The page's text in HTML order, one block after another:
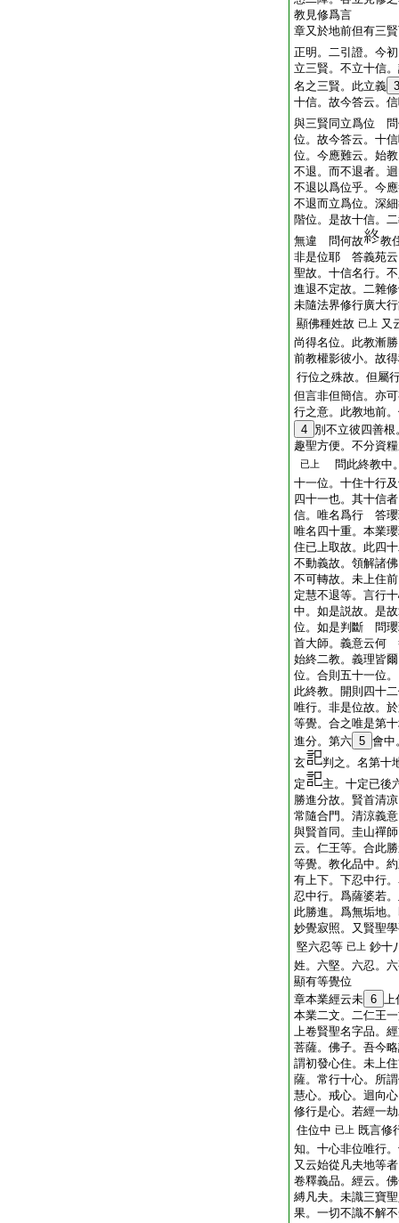
教見修爲言
章又於地前但有三
正明。二引證。今
立三賢。不立十信
名之三賢。此立義 3
十信。故今答云。
與三賢同立爲位 問
位。故今答云。十
位。今應難云。始
不退。而不退者。
不退以爲位乎。今
不退而立爲位。深
階位。是故十信。
無違 問何故
教
非是位耶 答義苑云
聖故。十信名行。
進退不定故。二雜
未隨法界修行廣大
顯佛種姓故 已上 又
尚得名位。此教漸
前教權影彼小。故
行位之殊故。但屬
但言非但簡信。亦
行之意。此教地前
4 別不立彼四善
趣聖方便。不分資
已上
問此終教中
十一位。十住十行
四十一也。其十信
信。唯名爲行 答瓔
唯名四十重。本業
住已上取故。此四
不動義故。領解諸
不可轉故。未上住
定慧不退等。言行
中。如是説故。是
位。如是判斷 問瓔
首大師。義意云何
始終二教。義理皆
位。合則五十一位
此終教。開則四十
唯行。非是位故。
等覺。合之唯是第
進分。第六 5 會中
玄
判之。名第十
定
主。十定已後
勝進分故。賢首清
常隨合門。清涼義
與賢首同。圭山禪
云。仁王等。合此
等覺。教化品中。
有上下。下忍中行
忍中行。爲薩婆若
此勝進。爲無垢地
妙覺寂照。又賢聖
堅六忍等 已上 鈔十
姓。六堅。六忍。
顯有等覺位
章本業經云未 6 上
本業二文。二仁王
上卷賢聖名字品。
菩薩。佛子。吾今
謂初發心住。未上
薩。常行十心。所
慧心。戒心。迴向
修行是心。若經一
住位中 已上 既言修
知。十心非位唯行
又云始從凡夫地等
卷釋義品。經云。
縛凡夫。未識三寶
果。一切不識不解